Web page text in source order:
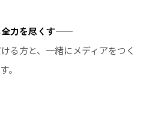
力を尽くす——
る方と、一緒にメディアをつく
。